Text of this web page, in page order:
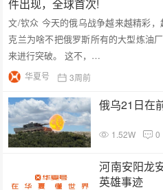
件出现，全球首次!
文/钦众 今天的俄乌战争越来越精彩
克兰为啥不把俄罗斯所有的大型炼油
来进行突破。 这不，…
华夏号 3周前
俄乌21日在
1.52W 0
河南安阳龙
英雄事迹